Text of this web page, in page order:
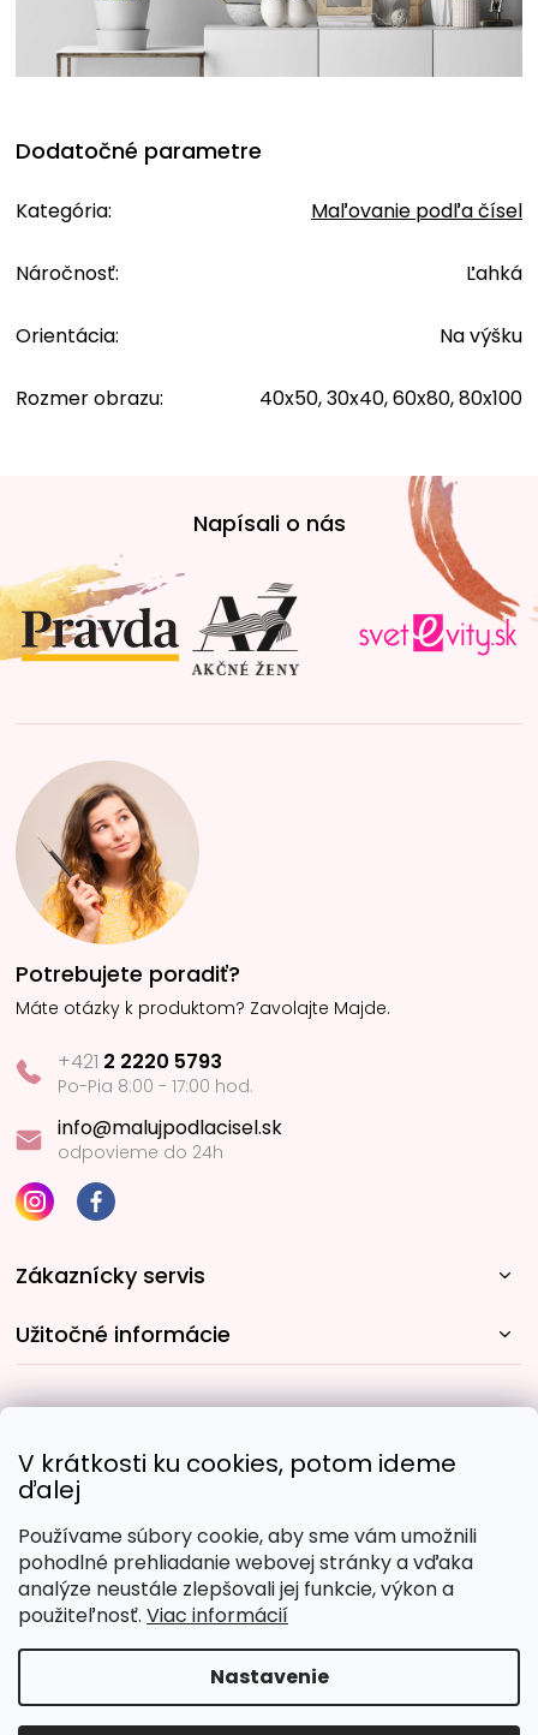
V krátkosti ku cookies, potom ideme
ďalej
Používame súbory cookie, aby sme vám umožnili
pohodlné prehliadanie webovej stránky a vďaka
analýze neustále zlepšovali jej funkcie, výkon a
použiteľnosť. Viac informácií
Nastavenie
Dodatočné parametre
Kategória: Maľovanie podľa čísel
Náročnosť: Ľahká
Orientácia: Na výšku
Rozmer obrazu: 40x50, 30x40, 60x80, 80x100
t
i
e
Napísali o nás
Potrebujete poradiť?
Máte otázky k produktom? Zavolajte Majde.
+421 2 2220 5793
Po-Pia 8:00 - 17:00 hod.
info@malujpodlacisel.sk
odpovieme do 24h
Zákaznícky servis
Užitočné informácie
Obľúbené spôsoby platby:
Copyright 2026Malujpodlacisel.sk. Všetky práva
vyhradené.Upraviť nastavenie cookies